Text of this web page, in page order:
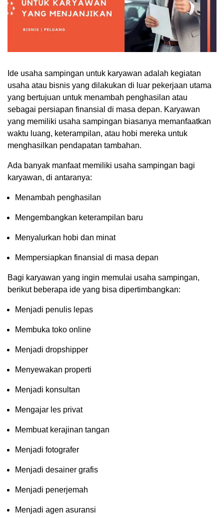
Ide usaha sampingan untuk karyawan adalah kegiatan
usaha atau bisnis yang dilakukan di luar pekerjaan utama
yang bertujuan untuk menambah penghasilan atau
sebagai persiapan finansial di masa depan. Karyawan
yang memiliki usaha sampingan biasanya memanfaatkan
waktu luang, keterampilan, atau hobi mereka untuk
menghasilkan pendapatan tambahan.
Ada banyak manfaat memiliki usaha sampingan bagi
karyawan, di antaranya:
Menambah penghasilan
Mengembangkan keterampilan baru
Menyalurkan hobi dan minat
Mempersiapkan finansial di masa depan
Bagi karyawan yang ingin memulai usaha sampingan,
berikut beberapa ide yang bisa dipertimbangkan:
Menjadi penulis lepas
Membuka toko online
Menjadi dropshipper
Menyewakan properti
Menjadi konsultan
Mengajar les privat
Membuat kerajinan tangan
Menjadi fotografer
Menjadi desainer grafis
Menjadi penerjemah
Menjadi agen asuransi